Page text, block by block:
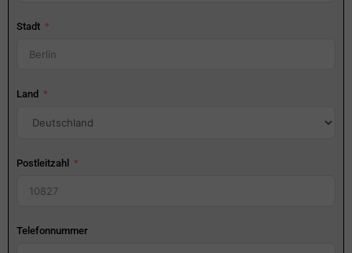
Stadt
Land
Postleitzahl
Telefonnummer